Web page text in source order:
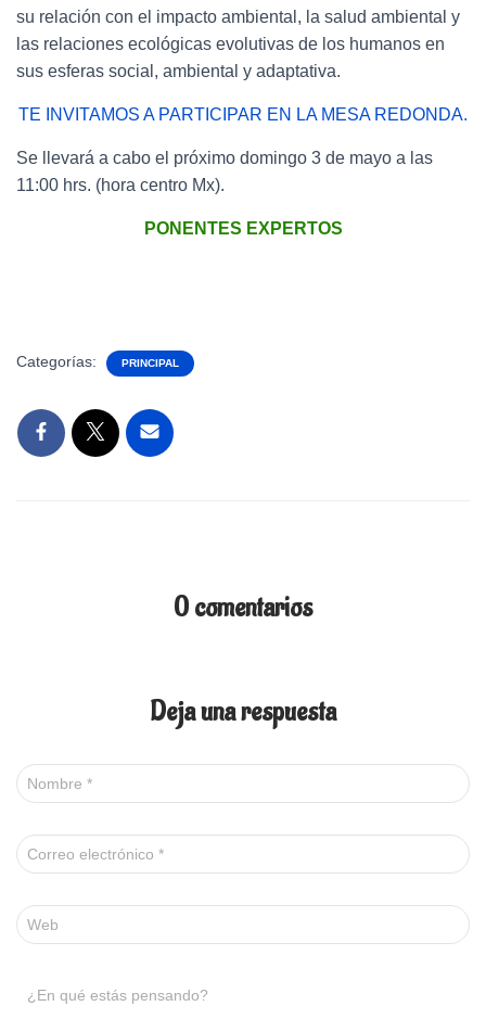
su relación con el impacto ambiental, la salud ambiental y
las relaciones ecológicas evolutivas de los humanos en
sus esferas social, ambiental y adaptativa.
TE INVITAMOS A PARTICIPAR EN LA MESA REDONDA.
Se llevará a cabo el próximo domingo 3 de mayo a las
11:00 hrs. (hora centro Mx).
PONENTES EXPERTOS
Categorías: PRINCIPAL
0 comentarios
Deja una respuesta
Nombre *
Correo electrónico *
Web
¿En qué estás pensando?